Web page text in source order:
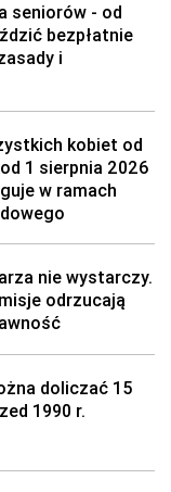
seniorów - od
bezpłatnie
i
kobiet od
1 sierpnia 2026
w ramach
nie wystarczy.
odrzucają
doliczać 15
1990 r.